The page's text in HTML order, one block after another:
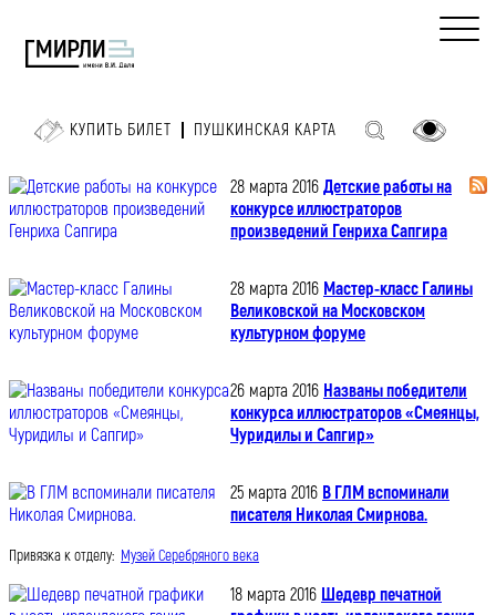
КУПИТЬ БИЛЕТ ПУШКИНСКАЯ КАРТА
28 марта 2016 Детские работы на
конкурсе иллюстраторов
произведений Генриха Сапгира
28 марта 2016 Мастер-класс Галины
Великовской на Московском
культурном форуме
26 марта 2016 Названы победители
конкурса иллюстраторов «Смеянцы,
Чуридилы и Сапгир»
25 марта 2016 В ГЛМ вспоминали
писателя Николая Смирнова.
Привязка к отделу: Музей Серебряного века
18 марта 2016 Шедевр печатной